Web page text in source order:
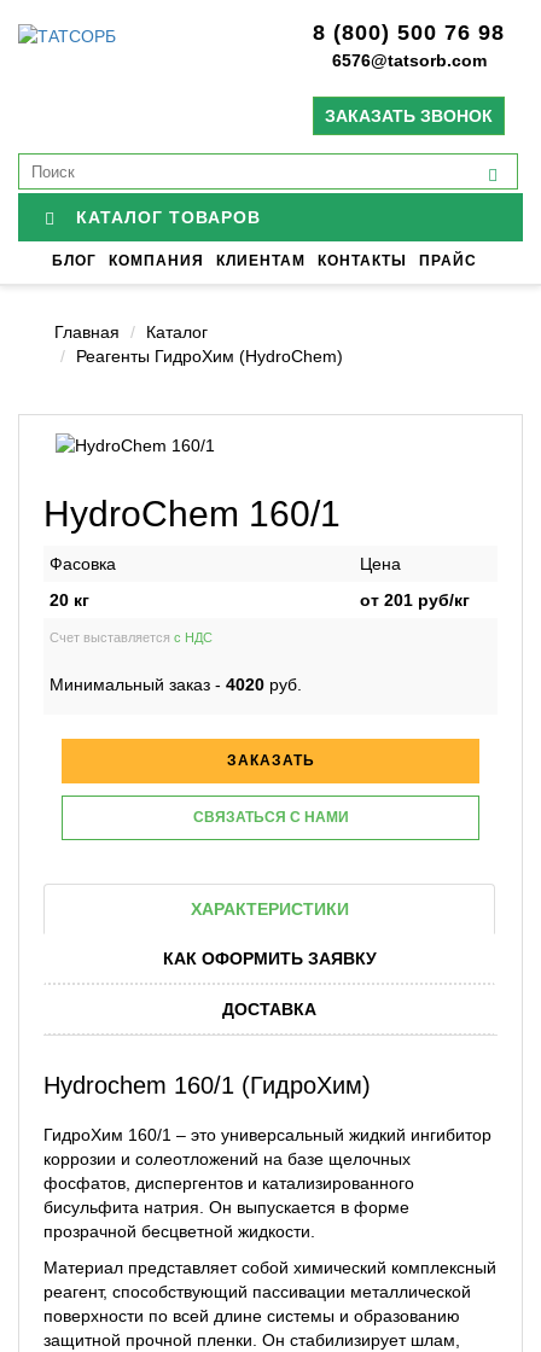
8 (800) 500 76 98
6576@tatsorb.com
ЗАКАЗАТЬ ЗВОНОК
КАТАЛОГ ТОВАРОВ
БЛОГ КОМПАНИЯ КЛИЕНТАМ КОНТАКТЫ ПРАЙС
Главная
Каталог
Реагенты ГидроХим (HydroChem)
HydroChem 160/1
Фасовка
Цена
20 кг
от 201 руб/кг
Счет выставляется с НДС
Минимальный заказ - 4020 руб.
ЗАКАЗАТЬ
СВЯЗАТЬСЯ С НАМИ
ХАРАКТЕРИСТИКИ
КАК ОФОРМИТЬ ЗАЯВКУ
ДОСТАВКА
Hydrochem 160/1 (ГидроХим)
ГидроХим 160/1 – это универсальный жидкий ингибитор
коррозии и солеотложений на базе щелочных
фосфатов, диспергентов и катализированного
бисульфита натрия. Он выпускается в форме
прозрачной бесцветной жидкости.
Материал представляет собой химический комплексный
реагент, способствующий пассивации металлической
поверхности по всей длине системы и образованию
защитной прочной пленки. Он стабилизирует шлам,